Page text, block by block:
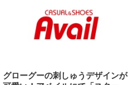
グローグーの刺しゅうデザインが